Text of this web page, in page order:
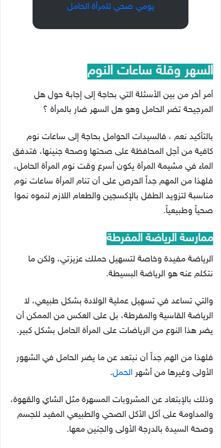
يومي صحي للمرأة الحامل
السهر وقلة ساعات النوم
أمر أخر من بين الأسئلة التي بحاجة إلى إجابة حول هل
المرجيحة تضر الحامل وهو هل السهر ضار بالمرأة ؟
بالتأكيد نعم ، فالسيدات الحوامل بحاجة إلى ساعات نوم
كافية من أجل المحافظة على صحتها وصحة جنينها، فتدفق
الماء في مشيمة المرأة يكون أسرع وقت نوم المرأة الحامل،
فلهذا من المهم جداً الحرص على أن تنام المرأة ساعات نوم
مناسبة لتزويد الطفل بالإكسجين والطعام اللازم لنموه نموا
صحياً وطبيعياً.
ممارسة الرياضة المفرطة
الرياضة مفيدة وخاصة لتسهيل حملك عزيزتي، ولكن ما
نتكلم عنه هو الرياضة البسيطة.
والتي تساعد في تسهيل عملية الولادة بشكل طبيعي، لا
الرياضة القاسية والمفرطة، بل على العكس من الممكن أن
يضر هذا النوع من الرياضات على المرأة الحامل بشكل كبير.
فلهذا من الهم جداً أن نبتعد عن ما يضر الحامل في الشهور
الأولى وغيرها من أشهر الحمل.
وذلك بالإبتعاد عن المشروبات المسهرة مثل الشاي والقهوة،
والمداومة على أكل الأكل الصحي والطبيعي المفيد للجسم
وصحة السيدة بالدرجة الأولى والجنين معها.